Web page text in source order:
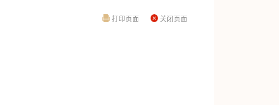
打印页面 关闭页面